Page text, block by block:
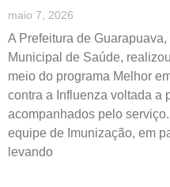
maio 7, 2026
A Prefeitura de
Municipal de Saúde,
meio do programa Melhor
contra a Influenza voltada a
acompanhados pelo
equipe de Imunização, em
levando